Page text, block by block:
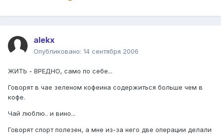
alekx
Опубликовано: 14 сентября 2006
ЖИТЬ - ВРЕДНО, само по себе...
Говорят в чае зеленом кофеина содержиться больше чем в
кофе.
Чай люблю.. и вино...
Говорят спорт полезен, а мне из-за него две операции делали